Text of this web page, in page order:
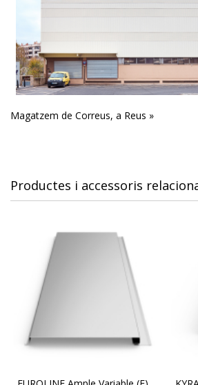
Magatzem de Correus, a Reus »
Productes i accessoris